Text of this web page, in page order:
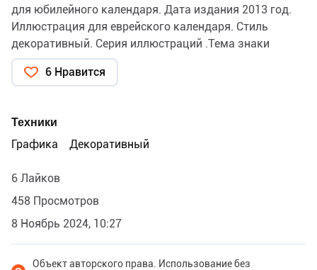
для юбилейного календаря. Дата издания 2013 год.
Иллюстрация для еврейского календаря. Стиль
декоративный. Серия иллюстраций .Тема знаки
зодиака ,символы-флаги Коле́н Израилевых и
сюжеты Торы. Знак зодиака -Телец. Календарь
Брызгалов.
6 Нравится
Техники
Графика
Декоративный
6 Лайков
458 Просмотров
8 Ноябрь 2024, 10:27
Объект авторского права. Использование без